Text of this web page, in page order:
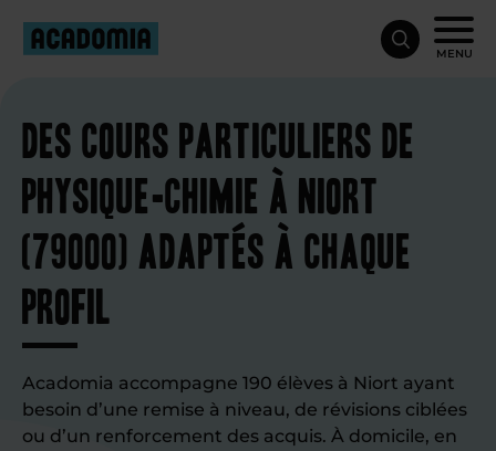
MENU
Des cours particuliers de
physique-chimie à Niort
(79000) adaptés à chaque
profil
Acadomia accompagne 190 élèves à Niort ayant
besoin d’une remise à niveau, de révisions ciblées
ou d’un renforcement des acquis. À domicile, en